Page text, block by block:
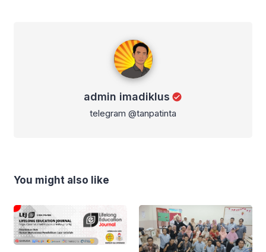
admin imadiklus
telegram @tanpatinta
You might also like